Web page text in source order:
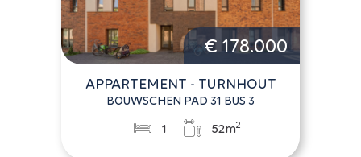
€ 178.000
APPARTEMENT - TURNHOUT
BOUWSCHEN PAD 31 BUS 3
1 52m2